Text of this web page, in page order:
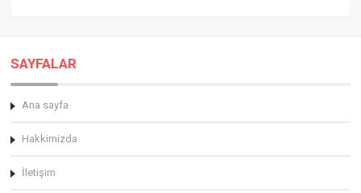
SAYFALAR
Ana sayfa
Hakkimizda
İletişim